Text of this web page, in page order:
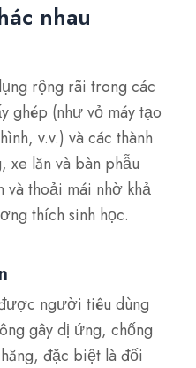
nhau
rộng rãi trong các
ghép (như vỏ máy tạo
v.v.) và các thành
lăn và bàn phẫu
và thoải mái nhờ khả
thích sinh học.
người tiêu dùng
gây dị ứng, chống
đặc biệt là đối